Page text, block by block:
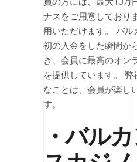
ナスをご用意しており
用いただけます。 バ
初の入金をした瞬間か
き、会員に最高のオン
を提供しています。
なことは、会員が楽し
す。
・バル